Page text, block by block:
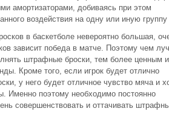
амортизаторами, добиваясь при этом
воздействия на одну или иную
в баскетболе невероятно большая,
зависит победа в матче. Поэтому чем
штрафные броски, тем более ценным
Кроме того, если игрок будет отлично
у него будет отличное чувство мяча и
Именно поэтому необходимо постоянно
совершенствовать и оттачивать